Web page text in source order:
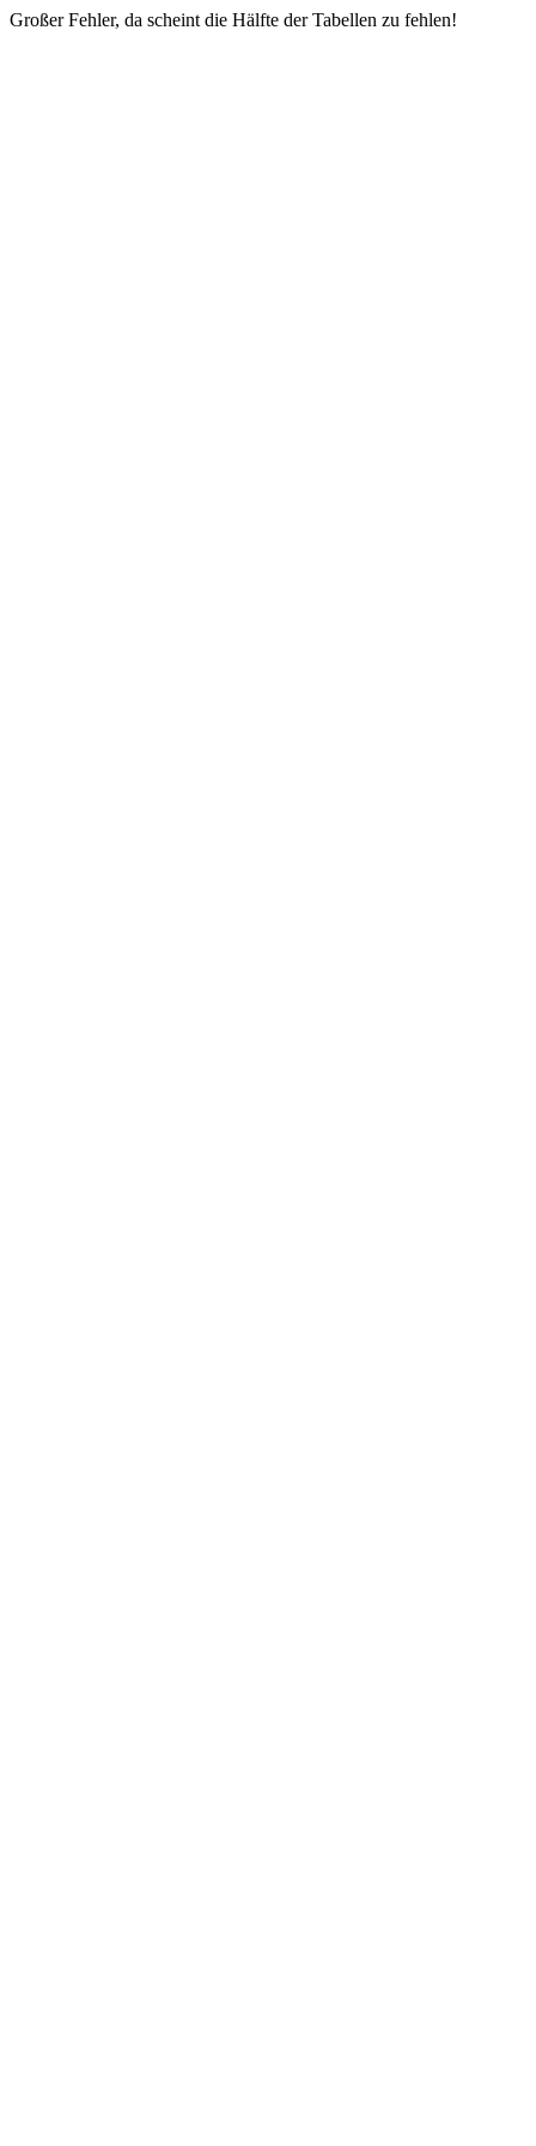
Großer Fehler, da scheint die Hälfte der Tabellen zu fehlen!